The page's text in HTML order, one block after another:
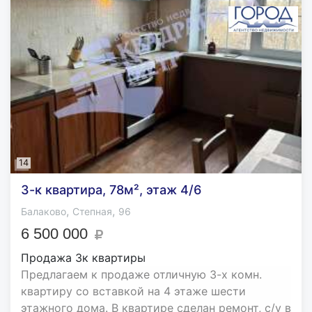
14
3-к квартира, 78м², этаж 4/6
Балаково, Степная, 96
6 500 000
Продажа 3к квартиры
Предлагаем к продаже отличную 3-х комн.
квартиру со вставкой на 4 этаже шести
этажного дома. В квартире сделан ремонт, с/у в